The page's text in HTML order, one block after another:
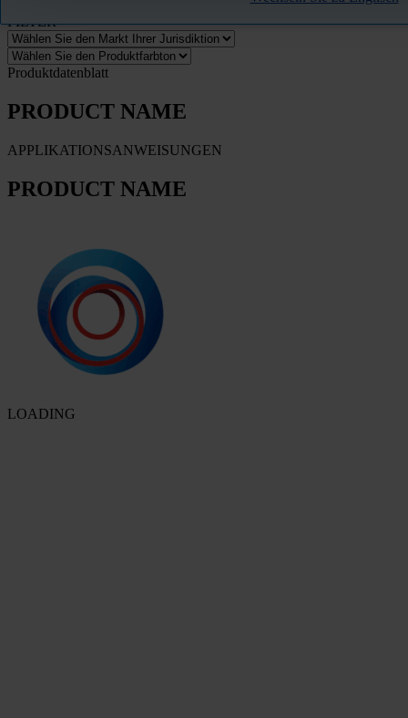
FILTER
Produktdatenblatt
PRODUCT NAME
APPLIKATIONSANWEISUNGEN
PRODUCT NAME
LOADING